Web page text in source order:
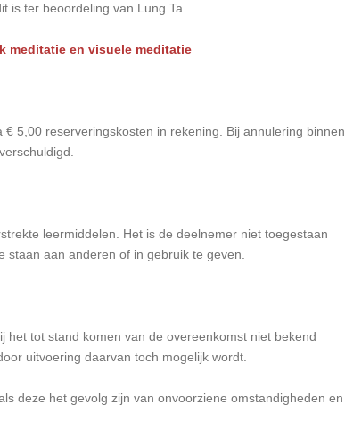
is ter beoordeling van Lung Ta.
meditatie en visuele meditatie
5,00 reserveringskosten in rekening. Bij annulering binnen
leermiddelen. Het is de deelnemer niet toegestaan
aan anderen of in gebruik te geven.
het tot stand komen van de overeenkomst niet bekend
uitvoering daarvan toch mogelijk wordt.
deze het gevolg zijn van onvoorziene omstandigheden en